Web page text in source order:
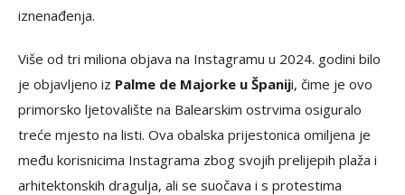
iznenađenja.
Više od tri miliona objava na Instagramu u 2024. godini bilo
je objavljeno iz Palme de Majorke u Španiji, čime je ovo
primorsko ljetovalište na Balearskim ostrvima osiguralo
treće mjesto na listi. Ova obalska prijestonica omiljena je
među korisnicima Instagrama zbog svojih prelijepih plaža i
arhitektonskih dragulja, ali se suočava i s protestima